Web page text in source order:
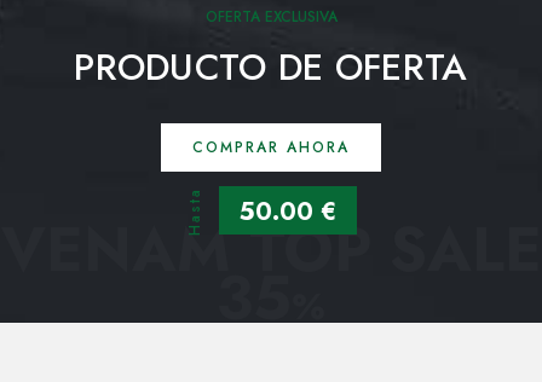
OFERTA EXCLUSIVA
PRODUCTO DE OFERTA
COMPRAR AHORA
Hasta 50.00 €
VENAM TOP SALE
35